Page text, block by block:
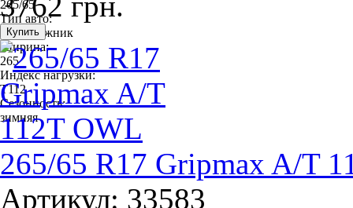
265/65
Тип авто:
внедорожник
Ширина:
265
Индекс нагрузки:
T112
Сезонность:
зимняя
265/65 R17 Gripmax A/T
Артикул: 33583